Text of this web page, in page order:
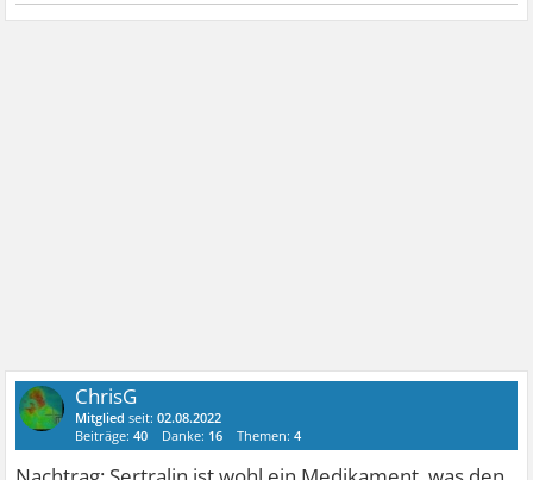
ChrisG
Mitglied seit:02.08.2022
Beiträge:40 Danke: 16 Themen:4